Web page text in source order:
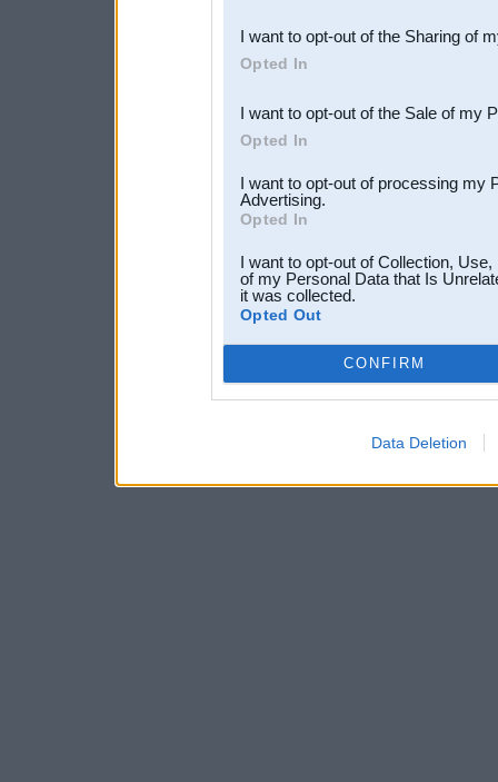
Downstream Participants
third parties.
I want to opt-out of the Sharing of
Opted In
I want to opt-out of the Sale of my
Opted In
I want to opt-out of processing my
Advertising.
Opted In
I want to opt-out of Collection,
of my Personal Data that Is
it was collected.
Opted Out
CONFIRM
Data Deletion